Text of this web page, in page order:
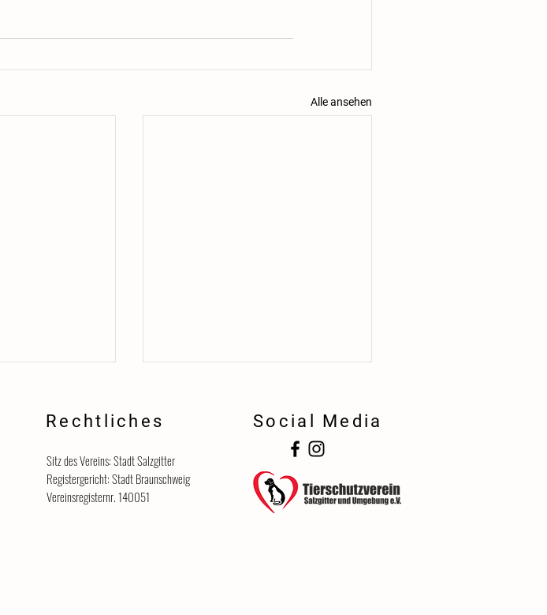
Alle ansehen
für
Rechtliches
Sitz des Vereins: Stadt Salzgitter
Registergericht: Stadt Braunschweig
Vereinsregisternr. 140051
Social Media